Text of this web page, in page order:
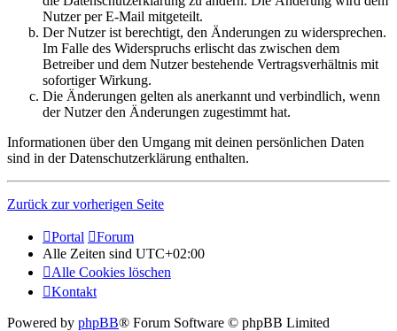
Nutzer per E-Mail mitgeteilt.
Der Nutzer ist berechtigt, den Änderungen zu widersprechen.
Im Falle des Widerspruchs erlischt das zwischen dem
Betreiber und dem Nutzer bestehende Vertragsverhältnis mit
sofortiger Wirkung.
Die Änderungen gelten als anerkannt und verbindlich, wenn
der Nutzer den Änderungen zugestimmt hat.
Informationen über den Umgang mit deinen persönlichen Daten
sind in der Datenschutzerklärung enthalten.
Zurück zur vorherigen Seite
Portal
Forum
Alle Zeiten sind UTC+02:00
Alle Cookies löschen
Kontakt
Powered by phpBB® Forum Software © phpBB Limited